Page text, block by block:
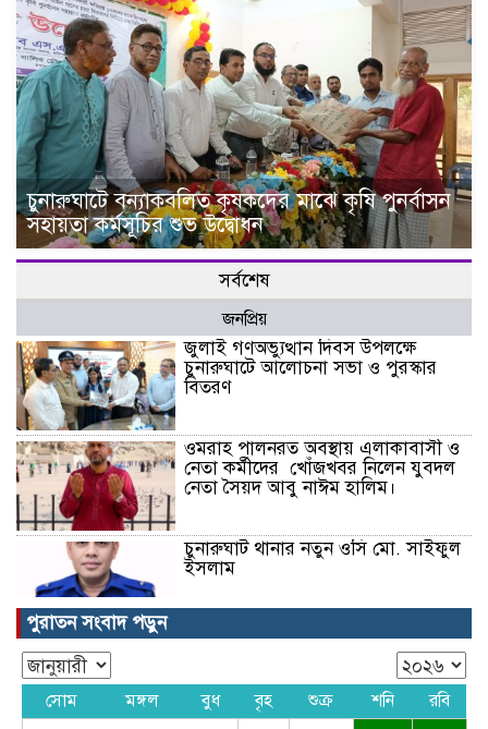
চুনারুঘাটে বন্যাকবলিত কৃষকদের মাঝে কৃষি পুনর্বাসন
সহায়তা কর্মসূচির শুভ উদ্বোধন
সর্বশেষ
জনপ্রিয়
জুলাই গণঅভ্যুত্থান দিবস উপলক্ষে
চুনারুঘাটে আলোচনা সভা ও পুরস্কার
বিতরণ
ওমরাহ পালনরত অবস্থায় এলাকাবাসী ও
নেতা কর্মীদের খোঁজখবর নিলেন যুবদল
নেতা সৈয়দ আবু নাঈম হালিম।
চুনারুঘাট থানার নতুন ওসি মো. সাইফুল
ইসলাম
নারীবাজি ও দালালিই মূল কাজ, আ’লীগ
নেতা বেটি ফারুক এখন মানবাধিকার
কর্মী!
পুরাতন সংবাদ পড়ুন
সোম মঙ্গল বুধ বৃহ শুক্র শনি
রবি